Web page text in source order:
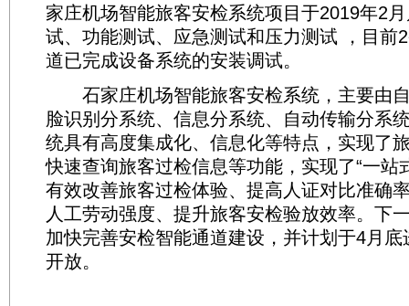
家庄机场智能旅客安检系统项目于2019年2
试、功能测试、应急测试和压力测试 ，目前
道已完成设备系统的安装调试。
石家庄机场智能旅客安检系统，主要由
脸识别分系统、信息分系统、自动传输分系
统具有高度集成化、信息化等特点，实现了
快速查询旅客过检信息等功能，实现了“一站
有效改善旅客过检体验、提高人证对比准确
人工劳动强度、提升旅客安检验放效率。下
加快完善安检智能通道建设，并计划于4月
开放。